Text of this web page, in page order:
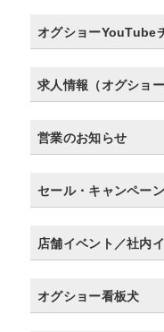
オグショーYouTube
求人情報（オグショ
営業のお知らせ
セール・キャンペー
店舗イベント／社内
オグショー看板犬